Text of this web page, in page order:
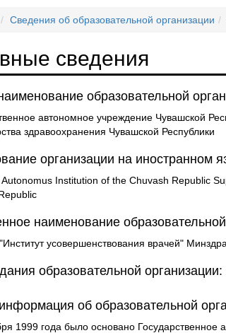
Сведения об образовательной организации
сведения
образовательной
автономное учреждение Чувашской
здравоохранения Чувашской Республики
организации на иностранном
Institution of the Chuvash Republic
наименование
усовершенствования врачей"
образовательной организации:
об образовательной
1999 года было основано